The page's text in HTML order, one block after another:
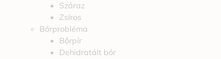
Száraz
Zsíros
Bőrprobléma
Bőrpír
Dehidratált bőr